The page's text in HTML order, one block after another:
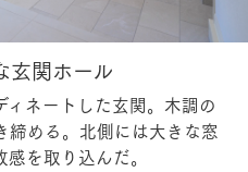
玄関ホール
ネートした玄関。木調の
締める。北側には大きな窓
を取り込んだ。